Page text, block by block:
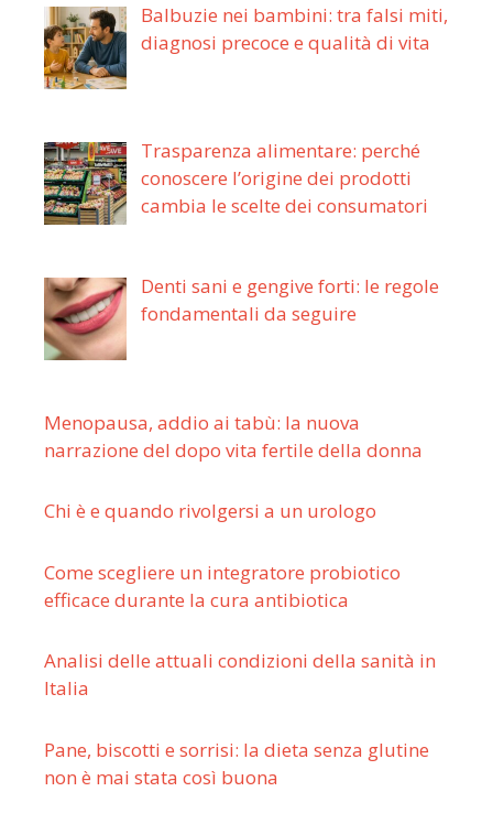
Balbuzie nei bambini: tra falsi miti,
diagnosi precoce e qualità di vita
Trasparenza alimentare: perché
conoscere l’origine dei prodotti
cambia le scelte dei consumatori
Denti sani e gengive forti: le regole
fondamentali da seguire
Menopausa, addio ai tabù: la nuova
narrazione del dopo vita fertile della donna
Chi è e quando rivolgersi a un urologo
Come scegliere un integratore probiotico
efficace durante la cura antibiotica
Analisi delle attuali condizioni della sanità in
Italia
Pane, biscotti e sorrisi: la dieta senza glutine
non è mai stata così buona